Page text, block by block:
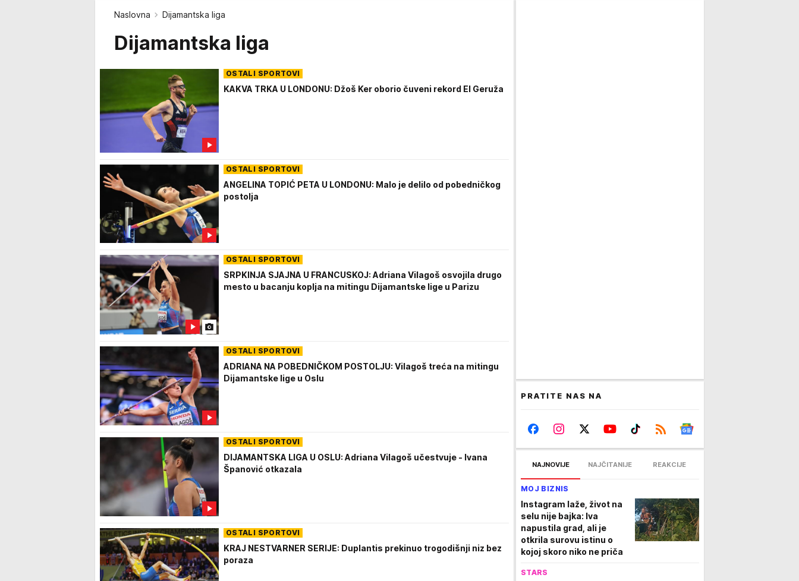
Naslovna Dijamantska liga
Dijamantska liga
OSTALI SPORTOVI
KAKVA TRKA U LONDONU: Džoš Ker oborio čuveni rekord El Geruža
OSTALI SPORTOVI
ANGELINA TOPIĆ PETA U LONDONU: Malo je delilo od pobedničkog
postolja
OSTALI SPORTOVI
SRPKINJA SJAJNA U FRANCUSKOJ: Adriana Vilagoš osvojila drugo
mesto u bacanju koplja na mitingu Dijamantske lige u Parizu
OSTALI SPORTOVI
ADRIANA NA POBEDNIČKOM POSTOLJU: Vilagoš treća na mitingu
Dijamantske lige u Oslu
OSTALI SPORTOVI
DIJAMANTSKA LIGA U OSLU: Adriana Vilagoš učestvuje - Ivana
Španović otkazala
OSTALI SPORTOVI
KRAJ NESTVARNER SERIJE: Duplantis prekinuo trogodišnji niz bez
poraza
PRATITE NAS NA
NAJNOVIJE NAJČITANIJE REAKCIJE
MOJ BIZNIS
Instagram laže, život na
selu nije bajka: Iva
napustila grad, ali je
otkrila surovu istinu o
kojoj skoro niko ne priča
STARS